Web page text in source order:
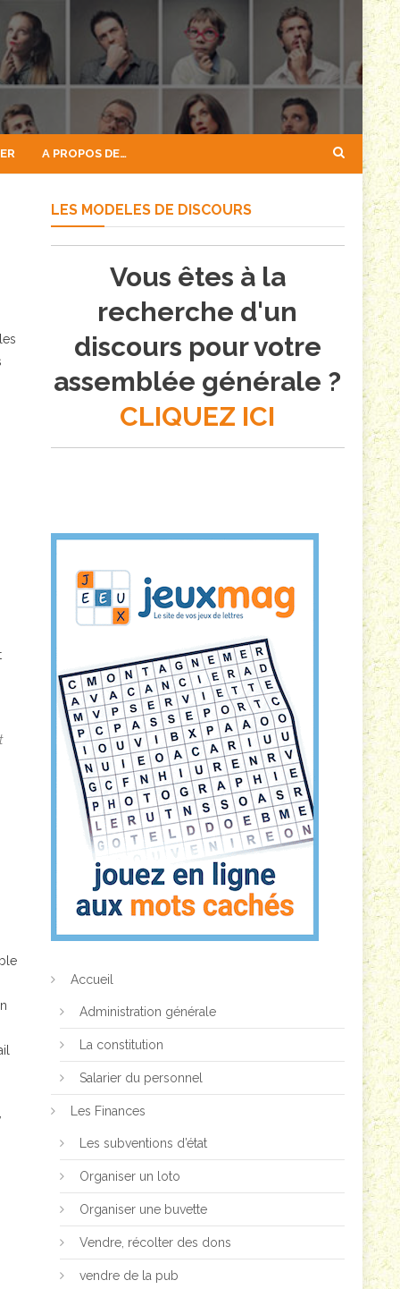
A PROPOS DE…
LES MODELES DE DISCOURS
Vous êtes à la
recherche d'un
discours pour votre
assemblée générale ?
CLIQUEZ ICI
Accueil
Administration générale
La constitution
Salarier du personnel
Les Finances
Les subventions d’état
Organiser un loto
Organiser une buvette
Vendre, récolter des dons
vendre de la pub